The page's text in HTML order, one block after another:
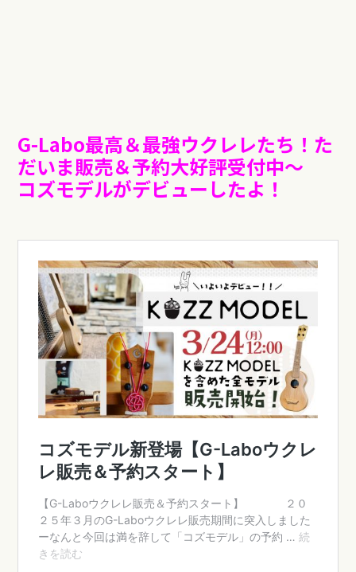
G-Labo最高＆最強ウクレレたち！た
だいま販売＆予約大好評受付中〜
コズモデルがデビューしたよ！